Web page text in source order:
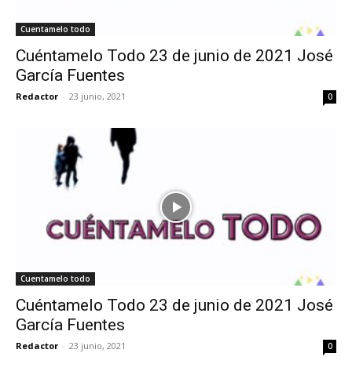
Cuentamelo todo
Cuéntamelo Todo 23 de junio de 2021 José
García Fuentes
Redactor - 23 junio, 2021 0
Cuentamelo todo
Cuéntamelo Todo 23 de junio de 2021 José
García Fuentes
Redactor - 23 junio, 2021 0